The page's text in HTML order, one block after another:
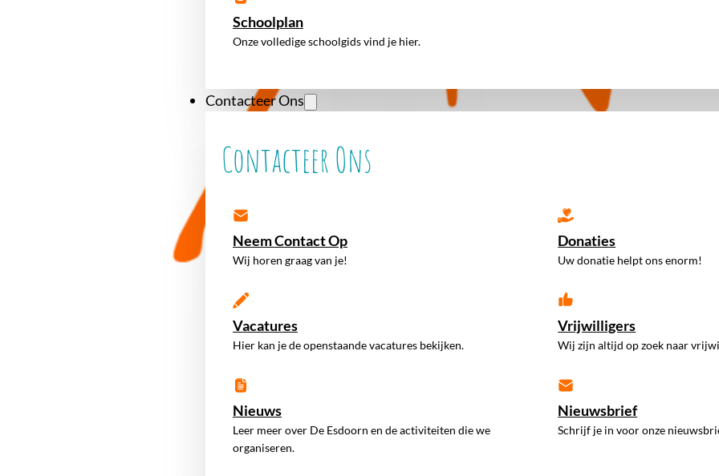
Schoolplan
Onze volledige schoolgids vind je hier.
Contacteer Ons
Contacteer Ons
Neem Contact Op
Wij horen graag van je!
Vacatures
Hier kan je de openstaande vacatures bekijken.
Nieuws
Leer meer over De Esdoorn en de activiteiten die we
organiseren.
Donaties
Uw donatie helpt ons enorm!
Vrijwilligers
Wij zijn altijd op zoek naar
Nieuwsbrief
Schrijf je in voor onze